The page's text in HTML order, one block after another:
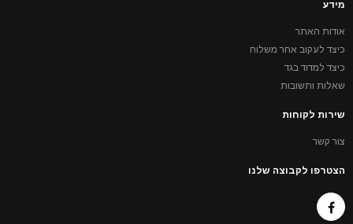
מידע
אודות האתר
כיצד לעקוב אחר משלוח
כיצד למדוד בגד
שאלות ותשובות
שירות לקוחות
צור קשר
הצטרפו לקבוצה שלנו